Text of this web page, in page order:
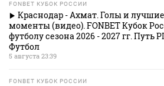
FONBET КУБОК РОССИИ
Краснодар - Ахмат. Голы и лучшие
моменты (видео). FONBET Кубок
футболу сезона 2026 - 2027 гг. Путь
Футбол
5 августа 23:39
FONBET КУБОК РОССИИ